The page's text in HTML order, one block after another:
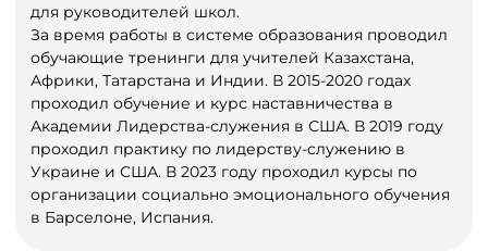
для руководителей школ.
За время работы в системе образования проводил
обучающие тренинги для учителей Казахстана,
Африки, Татарстана и Индии. В 2015-2020 годах
проходил обучение и курс наставничества в
Академии Лидерства-служения в США. В 2019 году
проходил практику по лидерству-служению в
Украине и США. В 2023 году проходил курсы по
организации социально эмоционального обучения
в Барселоне, Испания.